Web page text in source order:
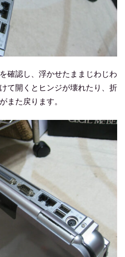
確認し、浮かせたままじわじわ
て開くとヒンジが壊れたり、折
また戻ります。